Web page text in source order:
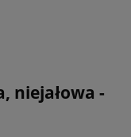
niejałowa -